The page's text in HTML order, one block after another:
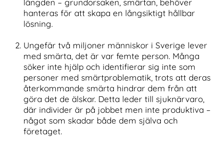
längden – grundorsaken, smärtan, behöver
hanteras för att skapa en långsiktigt hållbar
lösning.
Ungefär två miljoner människor i Sverige lever
med smärta, det är var femte person. Många
söker inte hjälp och identifierar sig inte som
personer med smärtproblematik, trots att deras
återkommande smärta hindrar dem från att
göra det de älskar. Detta leder till sjuknärvaro,
där individer är på jobbet men inte produktiva –
något som skadar både dem själva och
företaget.